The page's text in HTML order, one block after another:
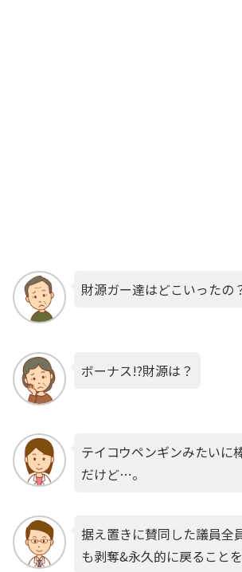
財源ガー達はどこいったの
ボーナス!?財源は？
テイコウペンギンみたいに
だけど⋯。
据え置きに賛同した議員全
も剥奪&永久的に戻ること